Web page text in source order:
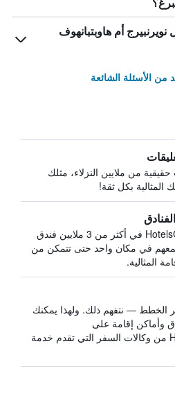
أم هاوبتبانهوف
الأسئلة الشائعة
من ملايين النزلاء، مثلك
المثالية بكل ثقة!
يبحث HotelsCombined في أكثر من 3 ملايين فندق
في مكان واحد حتى تتمكن من
المثالية.
الخطط — نتفهم ذلك. ولهذا يمكنك
وأماكن إقامة على
HotelsCombined من وكالات السفر التي تقدم خدمة